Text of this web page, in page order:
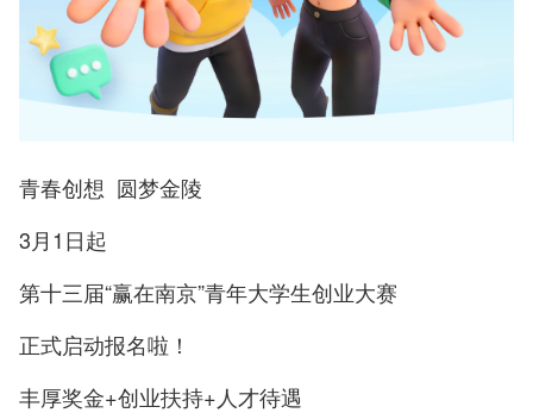
青春创想 圆梦金陵
3月1日起
第十三届“赢在南京”青年大学生创业大赛
正式启动报名啦！
丰厚奖金+创业扶持+人才待遇